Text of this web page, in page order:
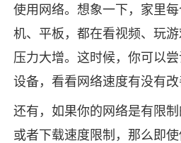
使用网络。想象一下，家里
机、平板，都在看视频、玩
压力大增。这时候，你可以
设备，看看网络速度有没有改
还有，如果你的网络是有限
或者下载速度限制，那么即